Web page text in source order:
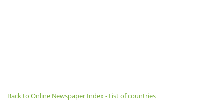
Back to Online Newspaper Index - List of countries